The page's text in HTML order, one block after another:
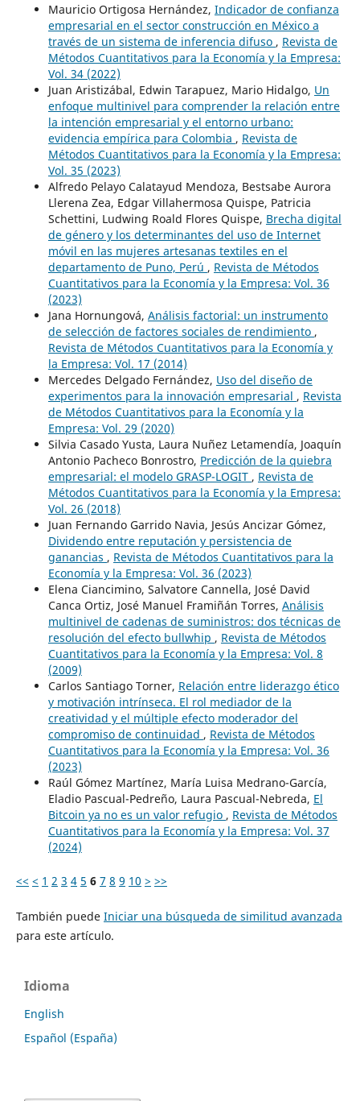
Mauricio Ortigosa Hernández, Indicador de confianza
empresarial en el sector construcción en México a
través de un sistema de inferencia difuso , Revista de
Métodos Cuantitativos para la Economía y la Empresa:
Vol. 34 (2022)
Juan Aristizábal, Edwin Tarapuez, Mario Hidalgo, Un
enfoque multinivel para comprender la relación entre
la intención empresarial y el entorno urbano:
evidencia empírica para Colombia , Revista de
Métodos Cuantitativos para la Economía y la Empresa:
Vol. 35 (2023)
Alfredo Pelayo Calatayud Mendoza, Bestsabe Aurora
Llerena Zea, Edgar Villahermosa Quispe, Patricia
Schettini, Ludwing Roald Flores Quispe, Brecha digital
de género y los determinantes del uso de Internet
móvil en las mujeres artesanas textiles en el
departamento de Puno, Perú , Revista de Métodos
Cuantitativos para la Economía y la Empresa: Vol. 36
(2023)
Jana Hornungová, Análisis factorial: un instrumento
de selección de factores sociales de rendimiento ,
Revista de Métodos Cuantitativos para la Economía y
la Empresa: Vol. 17 (2014)
Mercedes Delgado Fernández, Uso del diseño de
experimentos para la innovación empresarial , Revista
de Métodos Cuantitativos para la Economía y la
Empresa: Vol. 29 (2020)
Silvia Casado Yusta, Laura Nuñez Letamendía, Joaquín
Antonio Pacheco Bonrostro, Predicción de la quiebra
empresarial: el modelo GRASP-LOGIT , Revista de
Métodos Cuantitativos para la Economía y la Empresa:
Vol. 26 (2018)
Juan Fernando Garrido Navia, Jesús Ancizar Gómez,
Dividendo entre reputación y persistencia de
ganancias , Revista de Métodos Cuantitativos para la
Economía y la Empresa: Vol. 36 (2023)
Elena Ciancimino, Salvatore Cannella, José David
Canca Ortiz, José Manuel Framiñán Torres, Análisis
multinivel de cadenas de suministros: dos técnicas de
resolución del efecto bullwhip , Revista de Métodos
Cuantitativos para la Economía y la Empresa: Vol. 8
(2009)
Carlos Santiago Torner, Relación entre liderazgo ético
y motivación intrínseca. El rol mediador de la
creatividad y el múltiple efecto moderador del
compromiso de continuidad , Revista de Métodos
Cuantitativos para la Economía y la Empresa: Vol. 36
(2023)
Raúl Gómez Martínez, María Luisa Medrano-García,
Eladio Pascual-Pedreño, Laura Pascual-Nebreda, El
Bitcoin ya no es un valor refugio , Revista de Métodos
Cuantitativos para la Economía y la Empresa: Vol. 37
(2024)
<< < 1 2 3 4 5 6 7 8 9 10 > >>
También puede Iniciar una búsqueda de similitud avanzada
para este artículo.
Idioma
English
Español (España)